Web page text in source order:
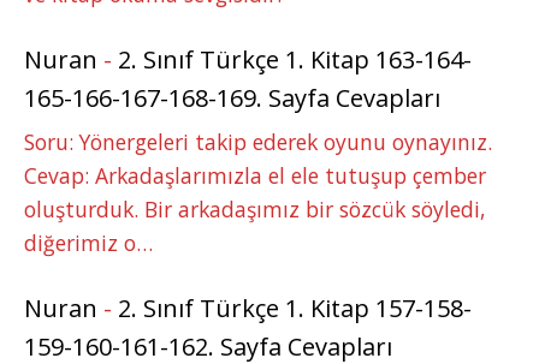
Nuran - 2. Sınıf Türkçe 1. Kitap 163-164-
165-166-167-168-169. Sayfa Cevapları
Soru: Yönergeleri takip ederek oyunu oynayınız.
Cevap: Arkadaşlarımızla el ele tutuşup çember
oluşturduk. Bir arkadaşımız bir sözcük söyledi,
diğerimiz o…
Nuran - 2. Sınıf Türkçe 1. Kitap 157-158-
159-160-161-162. Sayfa Cevapları